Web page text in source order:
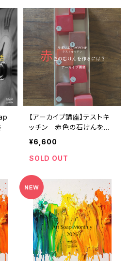
【アーカイブ講座】テストキ
ッチン 赤色の石けんを作
るには？
¥6,600
SOLD OUT